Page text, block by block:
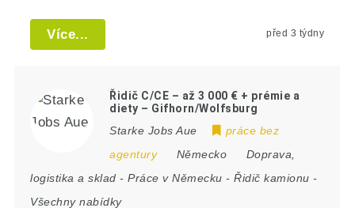
Více... před 3 týdny
Řidič C/CE – až 3 000 € + prémie a
diety – Gifhorn/Wolfsburg
Starke Jobs Aue
práce bez
agentury
Německo
Doprava,
logistika a sklad -Práce v Německu -Řidič kamionu -
Všechny nabídky